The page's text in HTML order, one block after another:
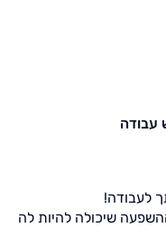
עבודה
לעבודה!
שיכולה להיות לה